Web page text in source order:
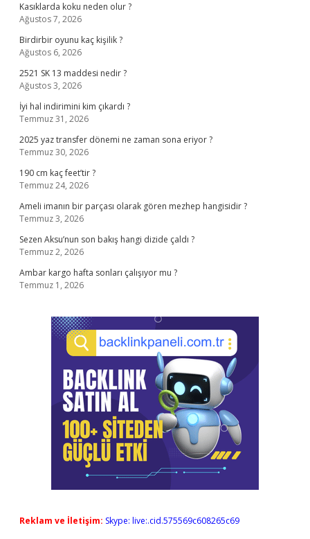
Kasıklarda koku neden olur ?
Ağustos 7, 2026
Birdirbir oyunu kaç kişilik ?
Ağustos 6, 2026
2521 SK 13 maddesi nedir ?
Ağustos 3, 2026
İyi hal indirimini kim çıkardı ?
Temmuz 31, 2026
2025 yaz transfer dönemi ne zaman sona eriyor ?
Temmuz 30, 2026
190 cm kaç feet’tir ?
Temmuz 24, 2026
Ameli imanın bir parçası olarak gören mezhep hangisidir ?
Temmuz 3, 2026
Sezen Aksu’nun son bakış hangi dizide çaldı ?
Temmuz 2, 2026
Ambar kargo hafta sonları çalışıyor mu ?
Temmuz 1, 2026
Reklam ve İletişim: Skype: live:.cid.575569c608265c69